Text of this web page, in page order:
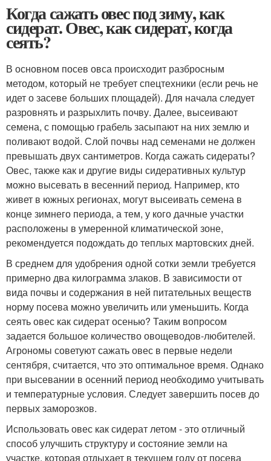
Когда сажать овес под зиму, как
сидерат. Овес, как сидерат, когда
сеять?
В основном посев овса происходит разбросным
методом, который не требует спецтехники (если речь не
идет о засеве больших площадей). Для начала следует
разровнять и разрыхлить почву. Далее, высеивают
семена, с помощью грабель засыпают на них землю и
поливают водой. Слой почвы над семенами не должен
превышать двух сантиметров. Когда сажать сидераты?
Овес, также как и другие виды сидеративных культур
можно высевать в весенний период. Например, кто
живет в южных регионах, могут высеивать семена в
конце зимнего периода, а тем, у кого дачные участки
расположены в умеренной климатической зоне,
рекомендуется подождать до теплых мартовских дней.
В среднем для удобрения одной сотки земли требуется
примерно два килограмма злаков. В зависимости от
вида почвы и содержания в ней питательных веществ
норму посева можно увеличить или уменьшить. Когда
сеять овес как сидерат осенью? Таким вопросом
задается большое количество овощеводов-любителей.
Агрономы советуют сажать овес в первые недели
сентября, считается, что это оптимальное время. Однако
при высевании в осенний период необходимо учитывать
и температурные условия. Следует завершить посев до
первых заморозков.
Использовать овес как сидерат летом - это отличный
способ улучшить структуру и состояние земли на
участке, которая отдыхает в текущем году от посева